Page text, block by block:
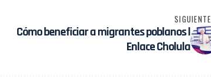
SIGUIENTE
Cómo beneficiar a migrantes poblanos l
Enlace Cholula